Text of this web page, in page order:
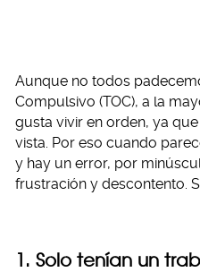
Aunque no todos
Compulsivo (TOC), a la
gusta vivir en orden, ya
vista. Por eso cuando
y hay un error, por
frustración y descontento.
1. Solo tenían un